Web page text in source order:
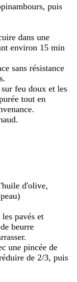
puis
dans une
environ 15 min
sans résistance
feu doux et les
tout en
d'olive,
pavés et
beurre
une pincée de
de 2/3, puis